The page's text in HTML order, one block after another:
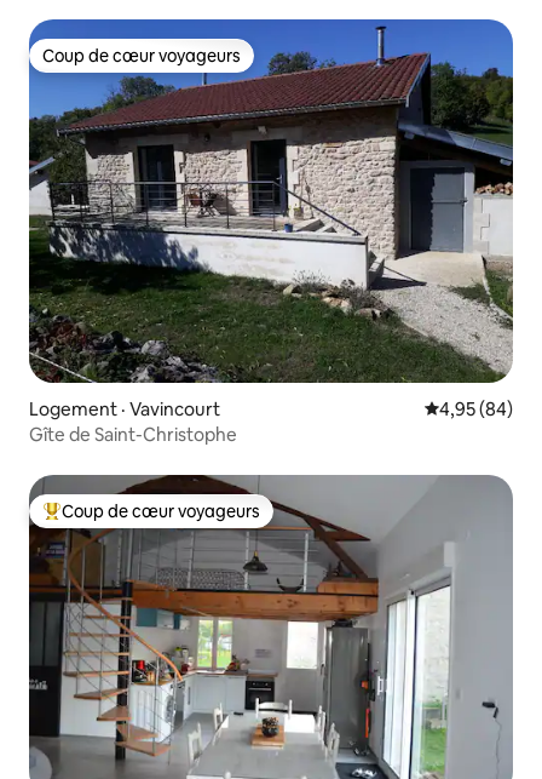
Coup de cœur voyageurs
Coup de cœur voyageurs
Logement · Vavincourt Note
4,95 (84)
Gîte de Saint-Christophe
Coup de cœur voyageurs parmi les plus aimés
Coup de cœur voyageurs